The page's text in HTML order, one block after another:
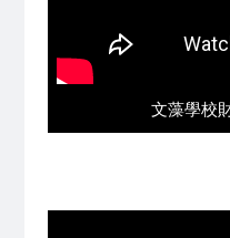
文藻學校